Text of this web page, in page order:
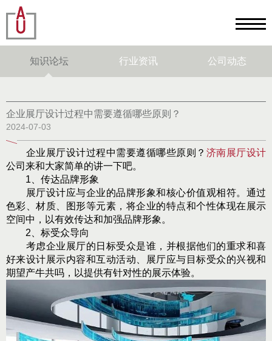
知识论坛 行业资讯 公司动态
企业展厅设计过程中需要遵循哪些原则？
2024-07-03
企业展厅设计过程中需要遵循哪些原则？ 济南展厅设计
公司来和大家简单的讲一下吧。
1、传达品牌形象
展厅设计应与企业的品牌形象和核心价值观相符。通过
色彩、材质、图形等元素，将企业的特点和个性体现在展示
空间中，以有效传达和加强品牌形象。
2、标受众导向
考虑企业展厅的日标受众是谁，并根据他们的重求和喜
好来设计展示内容和互动活动、展厅应与目标受众的兴视和
期望产牛共吗，以提供有针对性的展示体验。